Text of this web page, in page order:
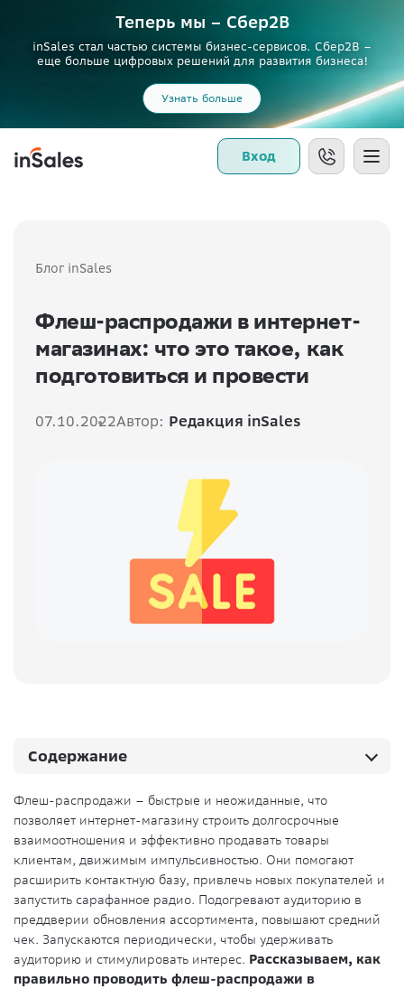
Теперь мы – Сбер2B
inSales стал частью системы бизнес-сервисов. Сбер2В –
еще больше цифровых решений для развития бизнеса!
Узнать больше
Вход
Блог inSales
Флеш-распродажи в интернет-
магазинах: что это такое, как
подготовиться и провести
07.10.2022Автор: Редакция inSales
Флеш-распродажи – быстрые и неожиданные, что
позволяет интернет-магазину строить долгосрочные
взаимоотношения и эффективно продавать товары
клиентам, движимым импульсивностью. Они помогают
расширить контактную базу, привлечь новых покупателей и
запустить сарафанное радио. Подогревают аудиторию в
преддверии обновления ассортимента, повышают средний
чек. Запускаются периодически, чтобы удерживать
аудиторию и стимулировать интерес. Рассказываем, как
правильно проводить флеш-распродажи в
Содержание